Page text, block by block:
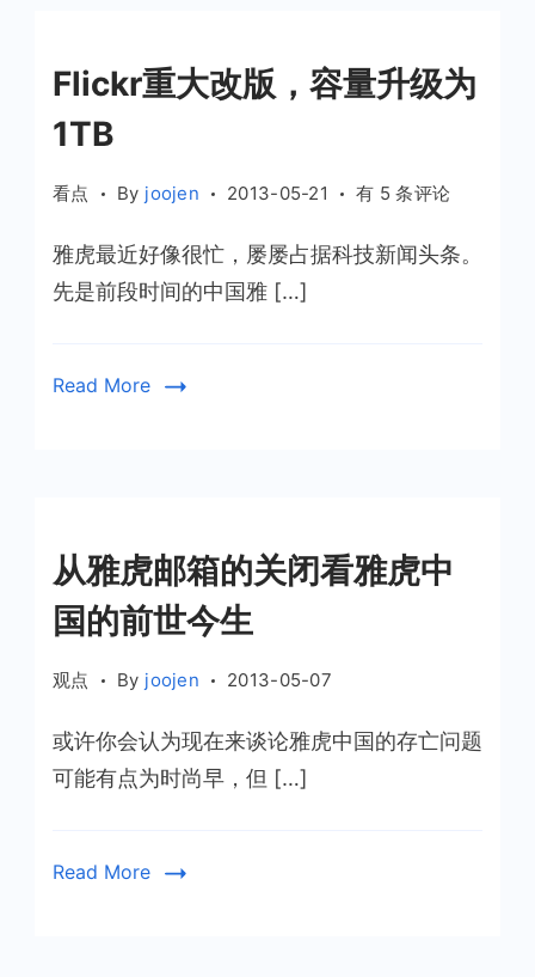
Flickr重大改版，容量升级为
1TB
看点 By joojen 2013-05-21
Flickr
大
有 5 条评论
雅虎最近好像很忙，屡屡占据科技新闻头条。
先是前段时间的中国雅 […]
Read More
从雅虎邮箱的关闭看雅虎中
国的前世今生
观点 By joojen 2013-05-07
或许你会认为现在来谈论雅虎中国的存亡问题
可能有点为时尚早，但 […]
Read More